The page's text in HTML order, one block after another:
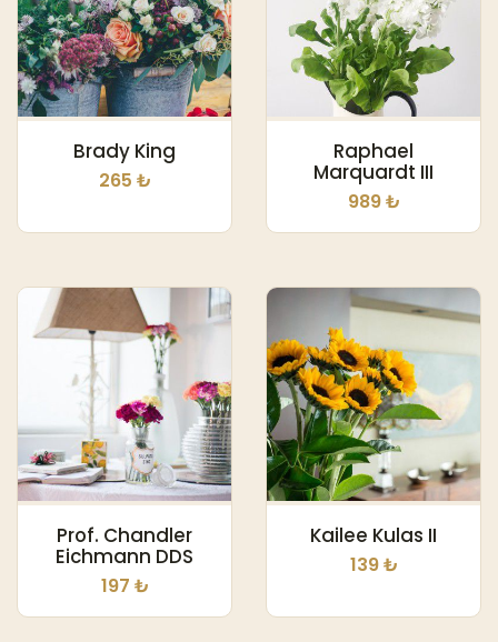
Brady King
265 ₺
Raphael
Marquardt III
989 ₺
Prof. Chandler
Eichmann DDS
197 ₺
Kailee Kulas II
139 ₺